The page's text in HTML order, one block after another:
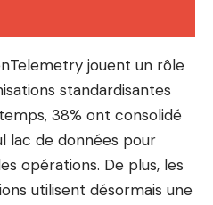
jouent un rôle
standardisantes
38% ont consolidé
lac de données pour
opérations. De plus, les
utilisent désormais une